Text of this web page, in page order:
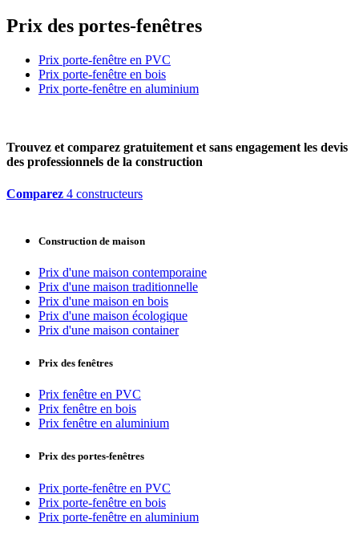
Prix des portes-fenêtres
Prix porte-fenêtre en PVC
Prix porte-fenêtre en bois
Prix porte-fenêtre en aluminium
Trouvez et comparez gratuitement et sans engagement les devis
des professionnels de la construction
Comparez 4 constructeurs
Construction de maison
Prix d'une maison contemporaine
Prix d'une maison traditionnelle
Prix d'une maison en bois
Prix d'une maison écologique
Prix d'une maison container
Prix des fenêtres
Prix fenêtre en PVC
Prix fenêtre en bois
Prix fenêtre en aluminium
Prix des portes-fenêtres
Prix porte-fenêtre en PVC
Prix porte-fenêtre en bois
Prix porte-fenêtre en aluminium